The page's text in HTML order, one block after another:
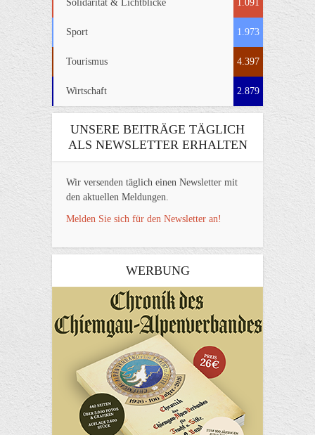
Solidarität & Lichtblicke 1.091
Sport 1.973
Tourismus 4.397
Wirtschaft 2.879
UNSERE BEITRÄGE TÄGLICH
ALS NEWSLETTER ERHALTEN
Wir versenden täglich einen Newsletter mit
den aktuellen Meldungen.
Melden Sie sich für den Newsletter an!
WERBUNG